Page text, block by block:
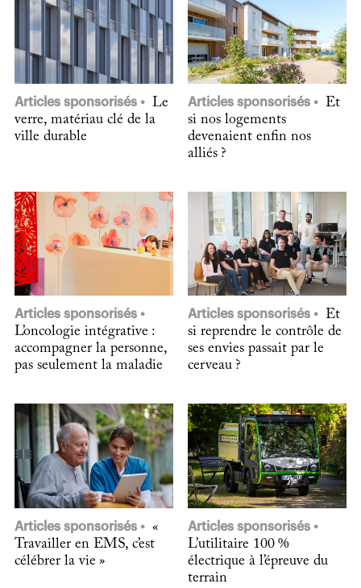
Articles sponsorisés
Le
verre, matériau clé de la
ville durable
Articles sponsorisés
Et
si nos logements
devenaient enfin nos
alliés ?
Articles sponsorisés
L’oncologie intégrative :
accompagner la personne,
pas seulement la maladie
Articles sponsorisés
Et
si reprendre le contrôle de
ses envies passait par le
cerveau ?
Articles sponsorisés
«
Travailler en EMS, c’est
célébrer la vie »
Articles sponsorisés
L’utilitaire 100 %
électrique à l’épreuve du
terrain